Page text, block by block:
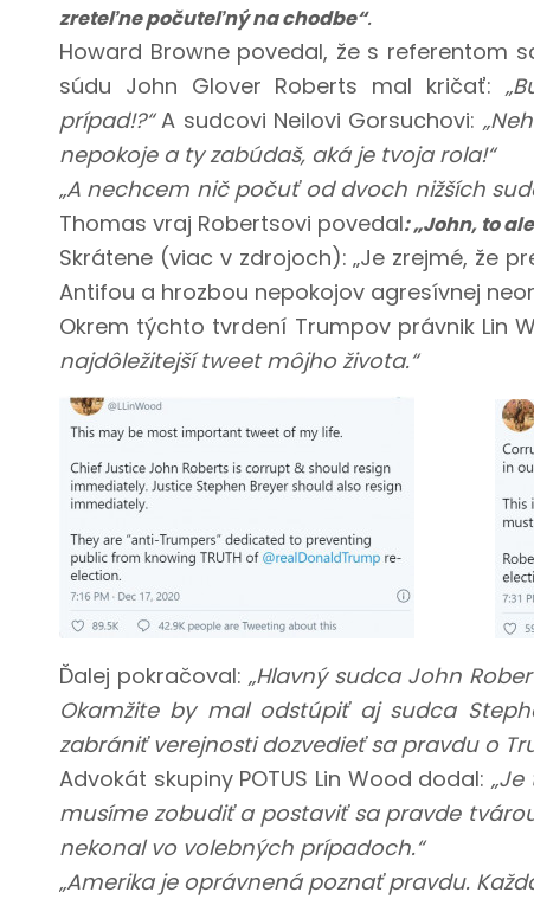
zreteľne počuteľný na chodbe“.
Howard Browne povedal, že s referentom
súdu John Glover Roberts mal kričať:
prípad!?“A sudcovi Neilovi Gorsuchovi:
nepokoje a ty zabúdaš, aká je tvoja rola!“
„A nechcem nič počuť od dvoch nižších
Thomas vraj Robertsovi povedal: „John, to
Skrátene (viac v zdrojoch): „Je zrejmé, že
Antifou a hrozbou nepokojov agresívnej
Okrem týchto tvrdení Trumpov právnik Lin
najdôležitejší tweet môjho života.“
Ďalej pokračoval:„Hlavný sudca John
Okamžite by mal odstúpiť aj sudca
zabrániť verejnosti dozvedieť sa pravdu o
Advokát skupiny POTUS Lin Wood dodal:
musíme zobudiť a postaviť sa pravde
nekonal vo volebných prípadoch.“
„Amerika je oprávnená poznať pravdu.